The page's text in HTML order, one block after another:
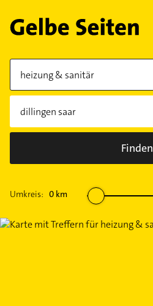
Finden
Umkreis: 0 km